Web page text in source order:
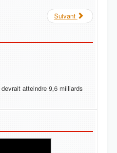
Suivant
atteindre 9,6 milliards